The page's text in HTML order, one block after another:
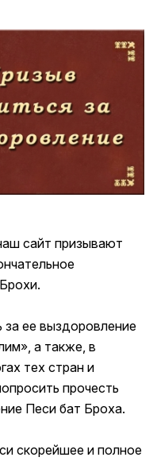
сайт призывают
ее выздоровление
а также, в
тех стран и
прочесть
Песи бат Броха.
скорейшее и полное